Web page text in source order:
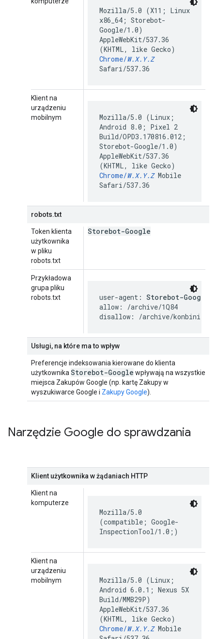
Mozilla/5.0 (X11; Linux
x86_64; Storebot-
Google/1.0)
AppleWebKit/537.36
(KHTML, like Gecko)
Chrome/W.X.Y.Z
Safari/537.36
Klient na
urządzeniu
mobilnym
Mozilla/5.0 (Linux;
Android 8.0; Pixel 2
Build/OPD3.170816.012;
Storebot-Google/1.0)
AppleWebKit/537.36
(KHTML, like Gecko)
Chrome/W.X.Y.ZMobile
Safari/537.36
robots.txt
Token klienta
użytkownika
w pliku
robots.txt
Storebot-Google
Przykładowa
grupa pliku
robots.txt
user-agent: Storebot-Google
allow: /archive/1Q84
disallow: /archive/konbini
Usługi, na które ma to wpływ
Preferencje indeksowania kierowane do klienta
użytkownika Storebot-Google wpływają na wszystkie
miejsca Zakupów Google (np. kartę Zakupy w
wyszukiwarce Google i Zakupy Google).
Narzędzie Google do sprawdzania
Klient użytkownika w żądaniach HTTP
Klient na
komputerze
Mozilla/5.0
(compatible; Google-
InspectionTool/1.0;)
Klient na
urządzeniu
mobilnym
Mozilla/5.0 (Linux;
Android 6.0.1; Nexus 5X
Build/MMB29P)
AppleWebKit/537.36
(KHTML, like Gecko)
Chrome/W.X.Y.ZMobile